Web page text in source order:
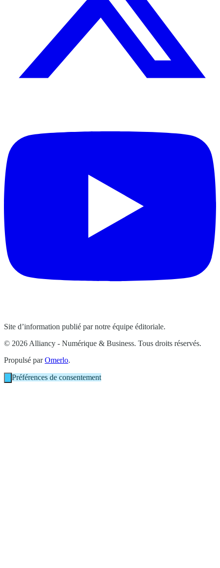
Site d’information publié par notre équipe éditoriale.
© 2026 Alliancy - Numérique & Business. Tous droits réservés.
Propulsé parOmerlo.
Préférences de consentement